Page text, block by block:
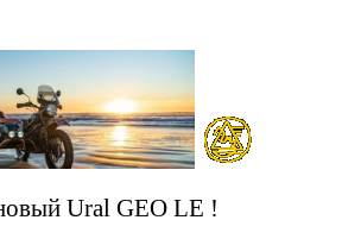
Ural GEO LE !